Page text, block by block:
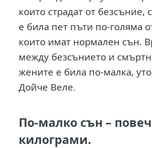
които страдат от безсъние,
е била пет пъти по-голяма
които имат нормален сън.
между безсънието и
жените е била по-малка,
Дойче Веле.
По-малко сън –
килограми.